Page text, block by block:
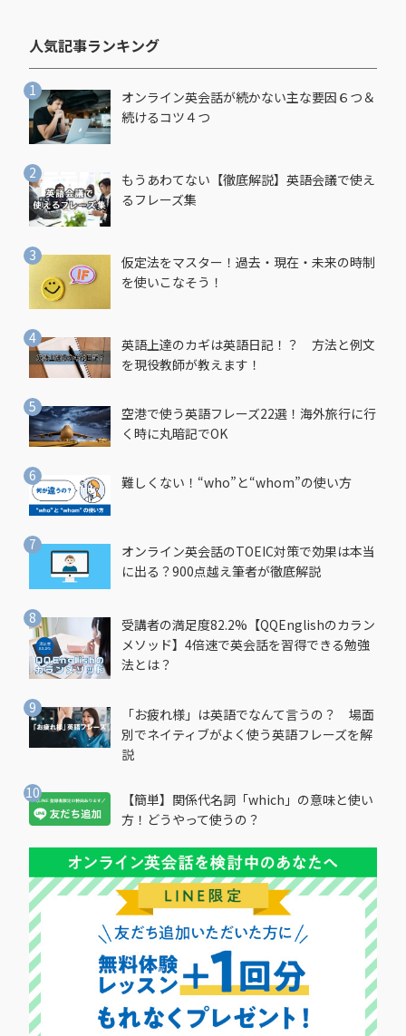
人気記事ランキング​
オンライン英会話が続かない主な要因６つ＆
続けるコツ４つ
もうあわてない【徹底解説】英語会議で使え
るフレーズ集
仮定法をマスター！過去・現在・未来の時制
を使いこなそう！
英語上達のカギは英語日記！？ 方法と例文
を現役教師が教えます！
空港で使う英語フレーズ22選！海外旅行に行
く時に丸暗記でOK
難しくない！“who”と“whom”の使い方
オンライン英会話のTOEIC対策で効果は本当
に出る？900点越え筆者が徹底解説
受講者の満足度82.2%【QQEnglishのカラン
メソッド】4倍速で英会話を習得できる勉強
法とは？
「お疲れ様」は英語でなんて言うの？ 場面
別でネイティブがよく使う英語フレーズを解
説
【簡単】関係代名詞「which」の意味と使い
方！どうやって使うの？